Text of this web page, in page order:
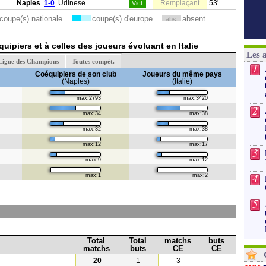
Naples 1-0 Udinese Vict. Remplaçant 53'
coupe(s) nationale coupe(s) d'europe abs. absent
et à celles des joueurs évoluant en Italie
des Champions Toutes compét.
Coéquipiers de son club
(Naples)
Joueurs du même pays
(Italie)
max:2793 max:3420
max:34 max:38
max:32 max:38
max:12 max:17
max:9 max:12
max:1 max:2
Total
matchs
Total
buts
matchs
CE
buts
CE
20 1 3
-
Les
1
2
3
4
5